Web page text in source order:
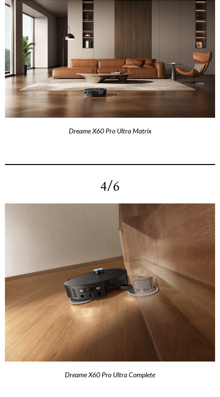
Dreame X60 Pro Ultra Matrix
4/6
Dreame X60 Pro Ultra Complete